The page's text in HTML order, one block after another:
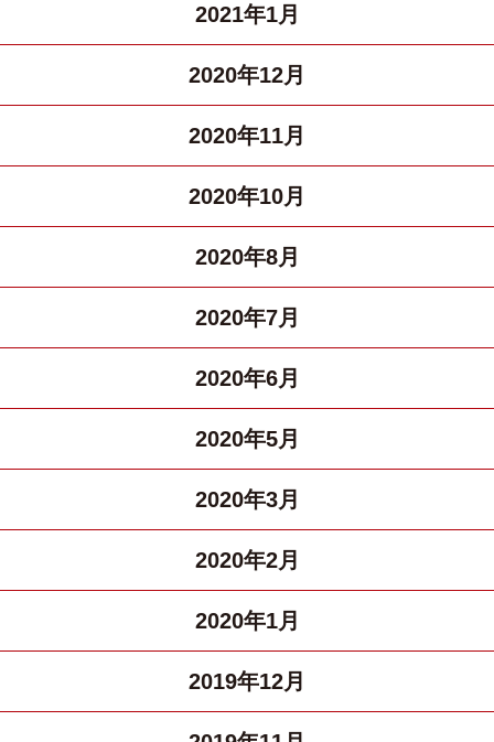
2021年1月
2020年12月
2020年11月
2020年10月
2020年8月
2020年7月
2020年6月
2020年5月
2020年3月
2020年2月
2020年1月
2019年12月